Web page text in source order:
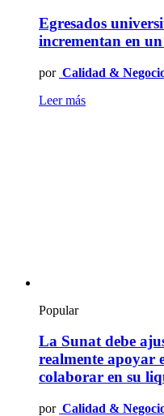
Egresados
incrementan en
por Calidad &
Leer más
Popular
La Sunat debe
realmente apoyar
colaborar en su
por Calidad &